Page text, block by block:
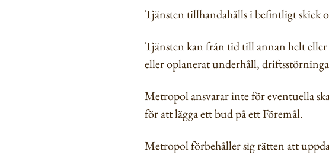
Tjänsten tillhandahålls i befintligt skick
Tjänsten kan från tid till annan helt
eller oplanerat underhåll,
Metropol ansvarar inte för eventuella
för att lägga ett bud på ett Föremål.
Metropol förbehåller sig rätten att